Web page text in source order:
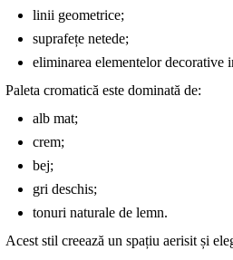
linii geometrice;
suprafețe netede;
eliminarea elementelor decorative
Paleta cromatică este dominată de:
alb mat;
crem;
bej;
gri deschis;
tonuri naturale de lemn.
Acest stil creează un spațiu aerisit și